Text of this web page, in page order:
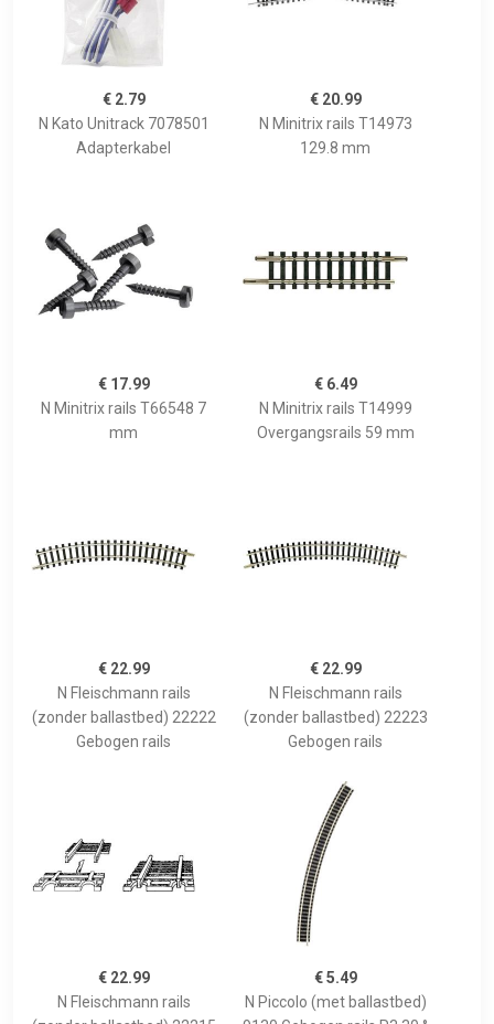
€ 2.79
N Kato Unitrack 7078501
Adapterkabel
€ 20.99
N Minitrix rails T14973
129.8 mm
€ 17.99
N Minitrix rails T66548 7
mm
€ 6.49
N Minitrix rails T14999
Overgangsrails 59 mm
€ 22.99
N Fleischmann rails
(zonder ballastbed) 22222
Gebogen rails
€ 22.99
N Fleischmann rails
(zonder ballastbed) 22223
Gebogen rails
€ 22.99
N Fleischmann rails
€ 5.49
N Piccolo (met ballastbed)